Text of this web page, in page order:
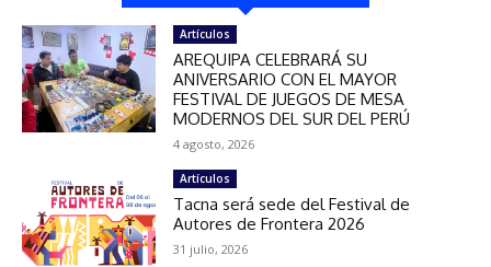
Artículos
AREQUIPA CELEBRARÁ SU
ANIVERSARIO CON EL MAYOR
FESTIVAL DE JUEGOS DE MESA
MODERNOS DEL SUR DEL PERÚ
4 agosto, 2026
Artículos
Tacna será sede del Festival de
Autores de Frontera 2026
31 julio, 2026